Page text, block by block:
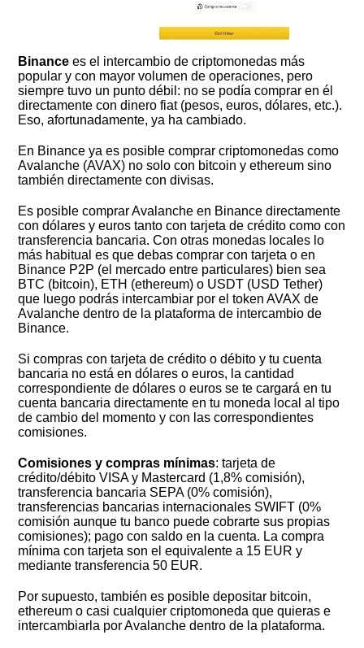
Binance es el intercambio de criptomonedas más
popular y con mayor volumen de operaciones, pero
siempre tuvo un punto débil: no se podía comprar en él
directamente con dinero fiat (pesos, euros, dólares, etc.).
Eso, afortunadamente, ya ha cambiado.
En Binance ya es posible comprar criptomonedas como
Avalanche (AVAX) no solo con bitcoin y ethereum sino
también directamente con divisas.
Es posible comprar Avalanche en Binance directamente
con dólares y euros tanto con tarjeta de crédito como con
transferencia bancaria. Con otras monedas locales lo
más habitual es que debas comprar con tarjeta o en
Binance P2P (el mercado entre particulares) bien sea
BTC (bitcoin), ETH (ethereum) o USDT (USD Tether)
que luego podrás intercambiar por el token AVAX de
Avalanche dentro de la plataforma de intercambio de
Binance.
Si compras con tarjeta de crédito o débito y tu cuenta
bancaria no está en dólares o euros, la cantidad
correspondiente de dólares o euros se te cargará en tu
cuenta bancaria directamente en tu moneda local al tipo
de cambio del momento y con las correspondientes
comisiones.
Comisiones y compras mínimas: tarjeta de
crédito/débito VISA y Mastercard (1,8% comisión),
transferencia bancaria SEPA (0% comisión),
transferencias bancarias internacionales SWIFT (0%
comisión aunque tu banco puede cobrarte sus propias
comisiones); pago con saldo en la cuenta. La compra
mínima con tarjeta son el equivalente a 15 EUR y
mediante transferencia 50 EUR.
Por supuesto, también es posible depositar bitcoin,
ethereum o casi cualquier criptomoneda que quieras e
intercambiarla por Avalanche dentro de la plataforma.